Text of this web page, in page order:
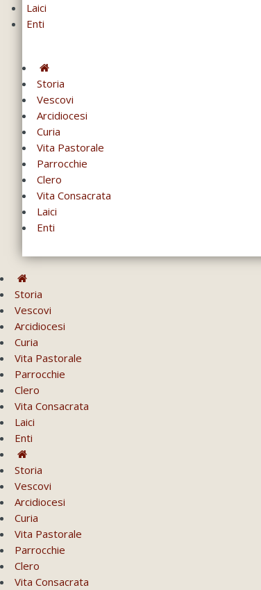
Laici
Enti
Storia
Vescovi
Arcidiocesi
Curia
Vita Pastorale
Parrocchie
Clero
Vita Consacrata
Laici
Enti
Storia
Vescovi
Arcidiocesi
Curia
Vita Pastorale
Parrocchie
Clero
Vita Consacrata
Laici
Enti
Storia
Vescovi
Arcidiocesi
Curia
Vita Pastorale
Parrocchie
Clero
Vita Consacrata